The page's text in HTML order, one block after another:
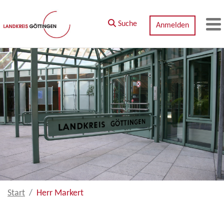
Zum Hauptinhalt springen
Suche Anmelden
Start Herr Markert